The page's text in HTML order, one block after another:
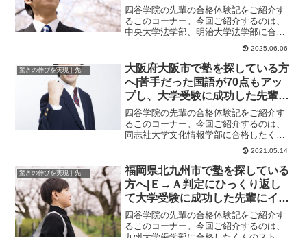
にインタビュー！大学受験予備校
四谷学院
四谷学院の先輩の合格体験記をご紹介す
るこのコーナー。今回ご紹介するのは、
中央大学法学部、明治大学法学部に合格
したくんのストーリーです。説明会で信
2025.06.06
驚きの伸びを実現｜先輩列伝
大阪府大阪市で塾を探している方
へ|苦手だった国語が70点もアッ
プし、大学受験に成功した先輩に
インタビュー！大学受験予備校四
谷学院
四谷学院の先輩の合格体験記をご紹介す
るこのコーナー。今回ご紹介するのは、
同志社大学文化情報学部に合格したくん
のストーリーです。受験勉強開始時期は
2021.05.14
福岡県北九州市で塾を探している
方へ|Ｅ→Ａ判定にひっくり返し
て大学受験に成功した先輩にイン
タビュー！大学受験予備校四谷学
院
四谷学院の先輩の合格体験記をご紹介す
るこのコーナー。今回ご紹介するのは、